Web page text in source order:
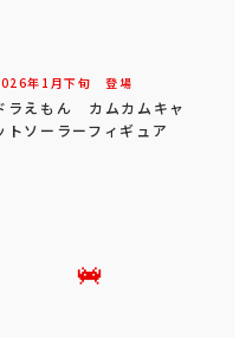
年 1 月下旬 登場
ラえもん カムカムキャ
トソーラーフィギュア